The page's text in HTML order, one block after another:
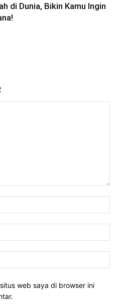
di Dunia, Bikin Kamu Ingin
web saya di browser ini